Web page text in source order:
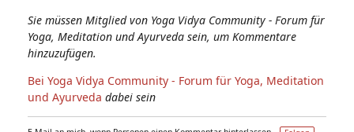
Sie müssen Mitglied von Yoga Vidya Community - Forum für
Yoga, Meditation und Ayurveda sein, um Kommentare
hinzuzufügen.
Bei Yoga Vidya Community - Forum für Yoga, Meditation
und Ayurveda dabei sein